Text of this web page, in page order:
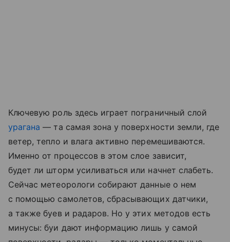
Ключевую роль здесь играет пограничный слой
урагана — та самая зона у поверхности земли, где
ветер, тепло и влага активно перемешиваются.
Именно от процессов в этом слое зависит,
будет ли шторм усиливаться или начнет слабеть.
Сейчас метеорологи собирают данные о нем
с помощью самолетов, сбрасывающих датчики,
а также буев и радаров. Но у этих методов есть
минусы: буи дают информацию лишь у самой